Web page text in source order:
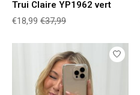
Trui Claire YP1962 vert
€18,99 €37,99